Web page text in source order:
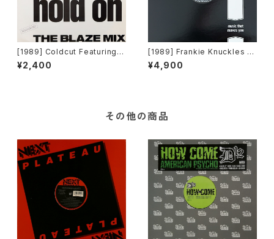
[1989] Coldcut Featuring L
isa Stansfield – People Ho
ld On (The Blaze Mix) [Inte
¥2,400
[1989] Frankie Knuckles Pr
esents Satoshi Tomiie – T
ears [FFRR]
¥4,900
その他の商品